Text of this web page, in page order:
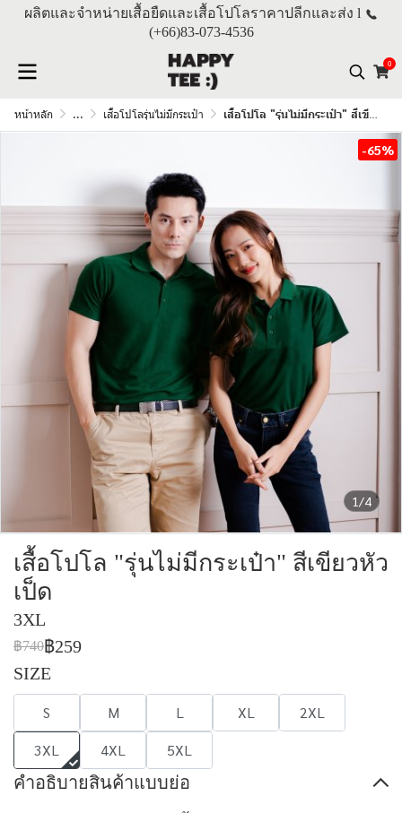
ผลิตและจำหน่ายเสื้อยืดและเสื้อโปโลราคาปลีกและส่ง l
(+66)83-073-4536
0
หน้าหลัก ... เสื้อโปโลรุ่นไม่มีกระเป๋า เสื้อโปโล "รุ่นไม่มีกระเป๋า" สีเขียวหัวเป็ด
1/4
-65%
เสื้อโปโล "รุ่นไม่มีกระเป๋า" สีเขียวหัว
เป็ด
3XL
฿740฿259
SIZE
S M L XL
2XL
3XL
4XL 5XL
คำอธิบายสินค้าแบบย่อ